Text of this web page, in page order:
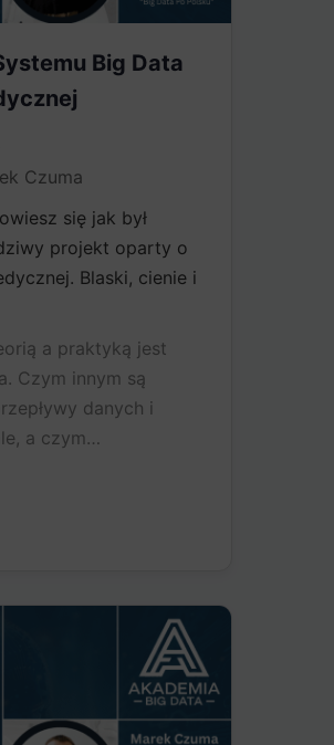
Big Data
Czuma
się jak był
projekt oparty o
Blaski, cienie i
a praktyką jest
Czym innym są
danych i
a czym…